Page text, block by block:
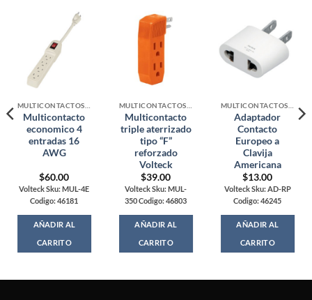
Multicontacto
economico 4
entradas 16
AWG
$60.00
Volteck Sku: MUL-4E
Codigo: 46181
AÑADIR AL
CARRITO
Multicontacto
triple aterrizado
tipo “F”
reforzado
Volteck
$39.00
Volteck Sku: MUL-
350 Codigo: 46803
AÑADIR AL
CARRITO
Adaptador
Contacto
Europeo a
Clavija
Americana
$13.00
Volteck Sku: AD-RP
Codigo: 46245
AÑADIR AL
CARRITO